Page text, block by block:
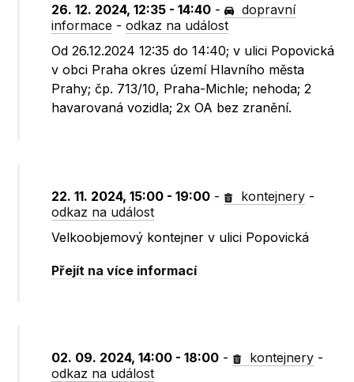
26. 12. 2024, 12:35 - 14:40 -
dopravní
informace -odkaz na událost
Od 26.12.2024 12:35 do 14:40; v ulici Popovická
v obci Praha okres území Hlavního města
Prahy; čp. 713/10, Praha-Michle; nehoda; 2
havarovaná vozidla; 2x OA bez zranění.
22. 11. 2024, 15:00 - 19:00 - kontejnery -
odkaz na událost
Velkoobjemový kontejner v ulici Popovická
Přejít na více informací
02. 09. 2024, 14:00 - 18:00 - kontejnery -
odkaz na událost